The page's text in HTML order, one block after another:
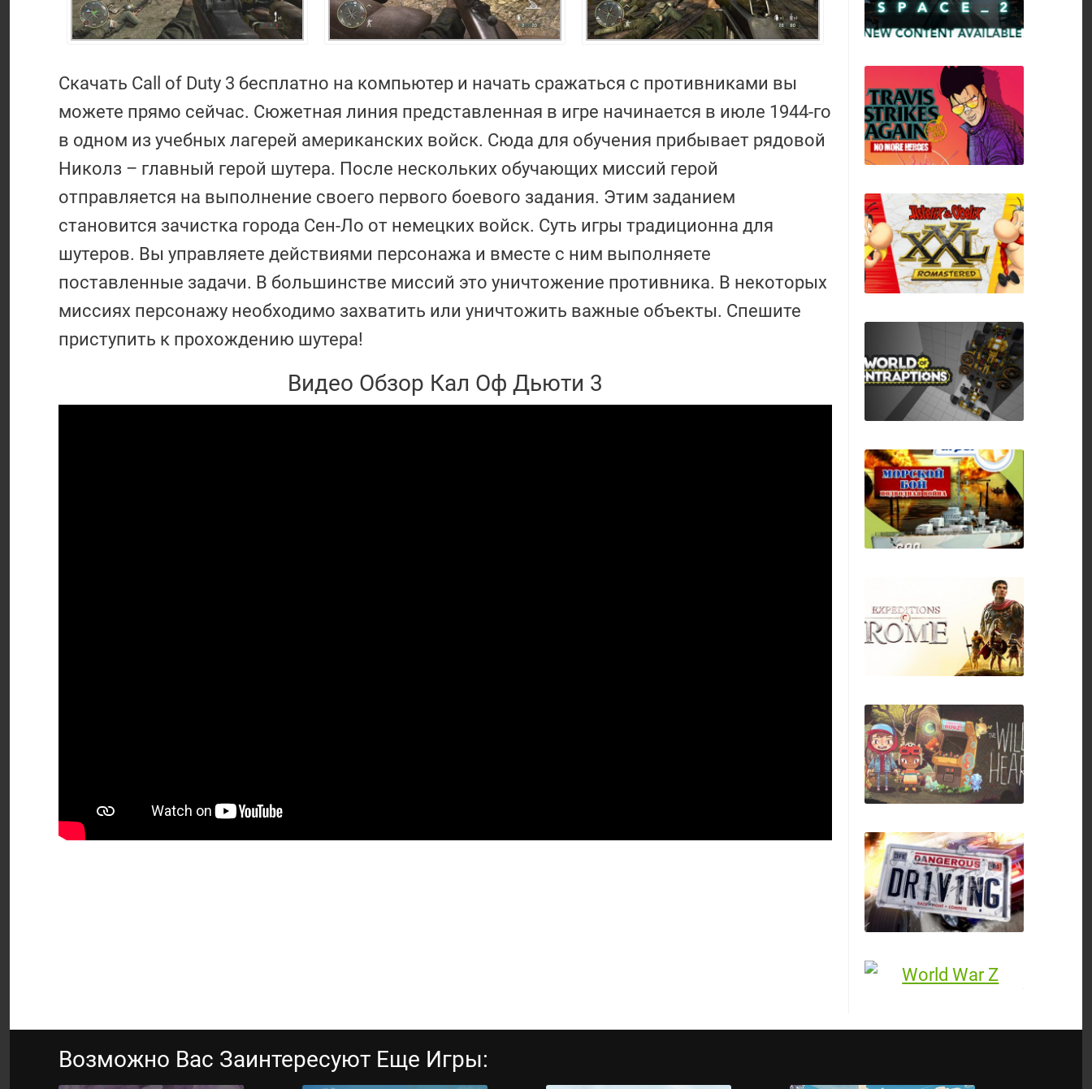
Скачать Call of Duty 3 бесплатно на компьютер и начать сражаться с противниками вы
можете прямо сейчас. Сюжетная линия представленная в игре начинается в июле 1944-го
в одном из учебных лагерей американских войск. Сюда для обучения прибывает рядовой
Николз – главный герой шутера. После нескольких обучающих миссий герой
отправляется на выполнение своего первого боевого задания. Этим заданием
становится зачистка города Сен-Ло от немецких войск. Суть игры традиционна для
шутеров. Вы управляете действиями персонажа и вместе с ним выполняете
поставленные задачи. В большинстве миссий это уничтожение противника. В некоторых
миссиях персонажу необходимо захватить или уничтожить важные объекты. Спешите
приступить к прохождению шутера!
Видео Обзор Кал Оф Дьюти 3
Travis Strikes Again:
Asterix & Obelix
World of
Возможно Вас Заинтересуют Еще Игры: